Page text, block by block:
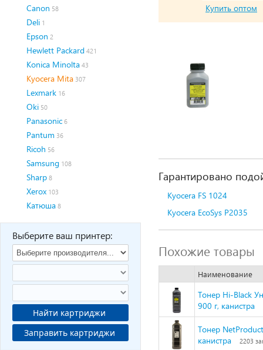
Canon 58
Deli 1
Epson 2
Hewlett Packard 421
Konica Minolta 43
Kyocera Mita 307
Lexmark 16
Oki 50
Panasonic 6
Pantum 36
Ricoh 56
Samsung 108
Sharp 8
Xerox 103
Катюша 8
Выберите ваш принтер:
Найти картриджи
Заправить картриджи
Купить оптом
Гарантировано
Kyocera FS 1024
Kyocera EcoSys P2035
Похожие товары
Наименование
Тонер Hi-Black
900 г, канистра
Тонер
канистра
2203